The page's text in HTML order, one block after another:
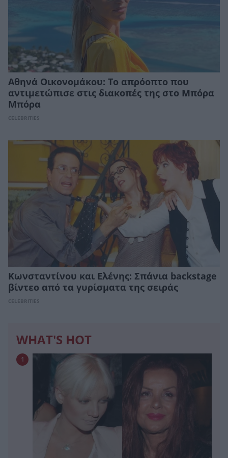
Αθηνά Οικονομάκου: Το απρόοπτο που
αντιμετώπισε στις διακοπές της στο Μπόρα
Μπόρα
CELEBRITIES
Κωνσταντίνου και Ελένης: Σπάνια backstage
βίντεο από τα γυρίσματα της σειράς
CELEBRITIES
WHAT'S HOT
1